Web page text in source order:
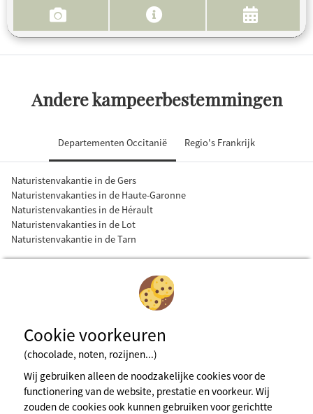
Andere kampeerbestemmingen
Departementen Occitanië Regio's Frankrijk
Naturistenvakantie in de Gers
Naturistenvakanties in de Haute-Garonne
Naturistenvakanties in de Hérault
Naturistenvakanties in de Lot
Naturistenvakantie in de Tarn
Inschrijven voor de nieuwsbrief
Cookie voorkeuren
(chocolade, noten, rozijnen...)
Wij gebruiken alleen de noodzakelijke cookies voor de
functionering van de website, prestatie en voorkeur. Wij
zouden de cookies ook kunnen gebruiken voor gerichtte